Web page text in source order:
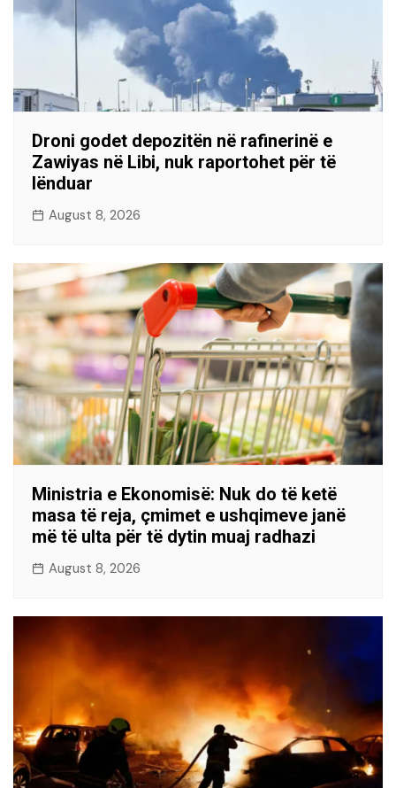
Droni godet depozitën në rafinerinë e
Zawiyas në Libi, nuk raportohet për të
lënduar
August 8, 2026
Ministria e Ekonomisë: Nuk do të ketë
masa të reja, çmimet e ushqimeve janë
më të ulta për të dytin muaj radhazi
August 8, 2026